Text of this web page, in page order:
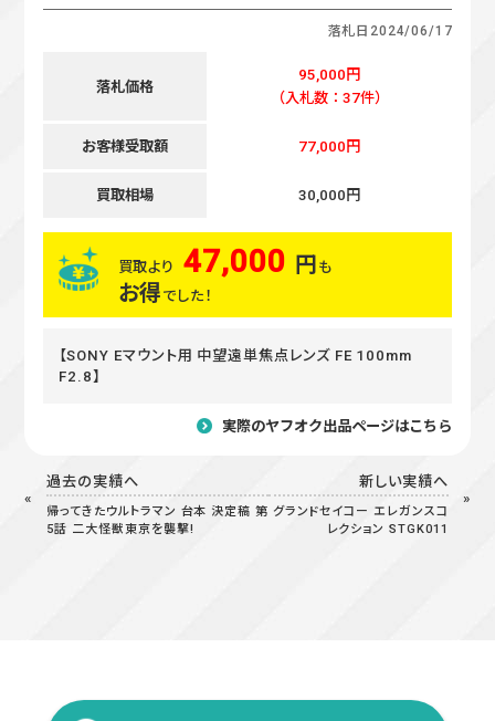
落札日 2024/06/17
落札価格
95,000円
（入札数：37件）
お客様受取額 77,000円
買取相場 30,000円
買取より 47,000 円 も
お得 でした！
【SONY Eマウント用 中望遠単焦点レンズ FE 100mm
F2.8】
実際のヤフオク出品ページはこちら
過去の実績へ
帰ってきたウルトラマン 台本 決定稿 第
5話 二大怪獣東京を襲撃!
新しい実績へ
グランドセイコー エレガンスコ
レクション STGK011